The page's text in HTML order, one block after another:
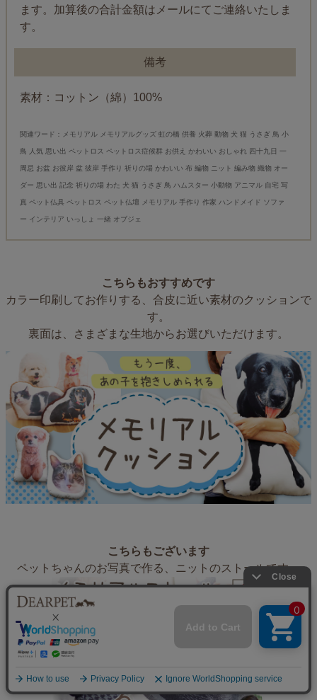
ます。加算後の合計金額はメールにてご連絡いたしま
す。
備考
素材：コットン（綿）100%
関連ワード：メモリアル メモリアルグッズ 虹の橋 供養 火葬 動物 犬 猫 うさぎ 鳥 小
鳥 人気 思い出 ペットロス ペットロス症候群 お供え かわいい おしゃれ 四十九日 一
周忌 お盆 お彼岸 盆 彼岸 手作り 祈りの場 かわいい 布 編物 ニット 編み物 織物 オー
ダー 思い出 記念 祈りの場 わた 犬 猫 うさぎ 鳥 ハムスター 小動物 アニマル 自宅 写
真 ペット仏具 ペットロス ペット仏壇 メモリアル 手作り 作家 ハンドメイド ソファ
ー インテリア いっしょ 一緒 オブジェ
こちらもおすすめです
カラー印刷してお作りする、合皮に近い素材のクッションで
す。
裏面は、さまざまな生地からお選びいただけます。
こちらもございます
ペットちゃんのお写真で作る、ニットのストールです。